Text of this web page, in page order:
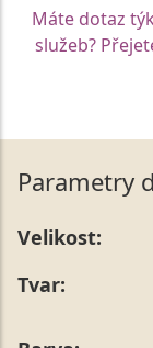
Máte dotaz
služeb?
Parametry
Velikost:
Tvar: